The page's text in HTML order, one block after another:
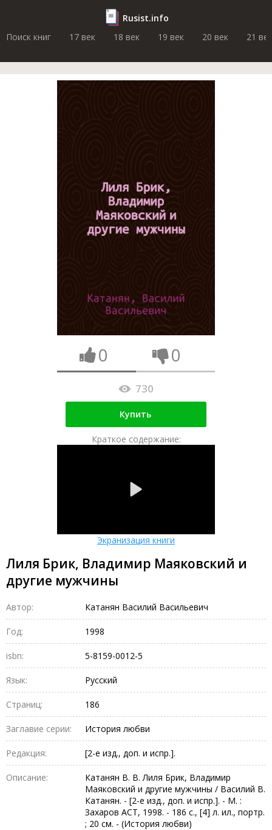
Rusist.info
Поиск книг
17 век 18 век 19 век 20 век 21 век
0 0
730
Купить
Краткое содержание:
Экранизация книги
Лиля Брик, Владимир Маяковский и
другие мужчины
Автор: Катанян Василий Васильевич
Год: 1998
isbn: 5-8159-0012-5
Язык: Русский
Страниц: 186
Заглавие серии: История любви
Редакция: [2-е изд., доп. и испр.].
Описание:
Катанян В. В. Лиля Брик, Владимир
Маяковский и другие мужчины / Василий В.
Катанян. - [2-е изд., доп. и испр.]. - М. :
Захаров АСТ, 1998. - 186 с., [4] л. ил., портр.
; 20 см. - (История любви)